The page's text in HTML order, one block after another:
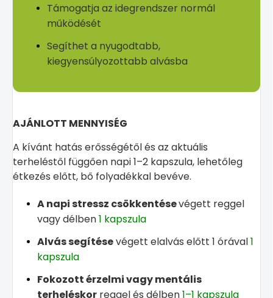
Támogatja az idegrendszer normál
működését
Segíthet a nyugodtabb,
kiegyensúlyozottabb alvásba
AJÁNLOTT MENNYISÉG
A kívánt hatás erősségétől és az aktuális
terheléstől függően napi 1–2 kapszula, lehetőleg
étkezés előtt, bő folyadékkal bevéve.
A napi stressz csökkentésevégett reggel
vagy délben1 kapszula
Alvás segítésevégett elalvás előtt 1 órával1
kapszula
Fokozott érzelmi vagy mentális
terheléskor reggel és délben1–1 kapszula